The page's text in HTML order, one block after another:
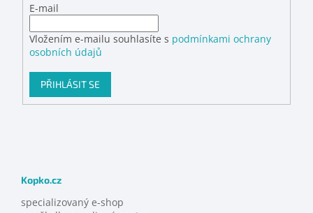
E-mail
Vložením e-mailu souhlasíte s podmínkami ochrany
osobních údajů
PŘIHLÁSIT SE
Kopko.cz
specializovaný e-shop